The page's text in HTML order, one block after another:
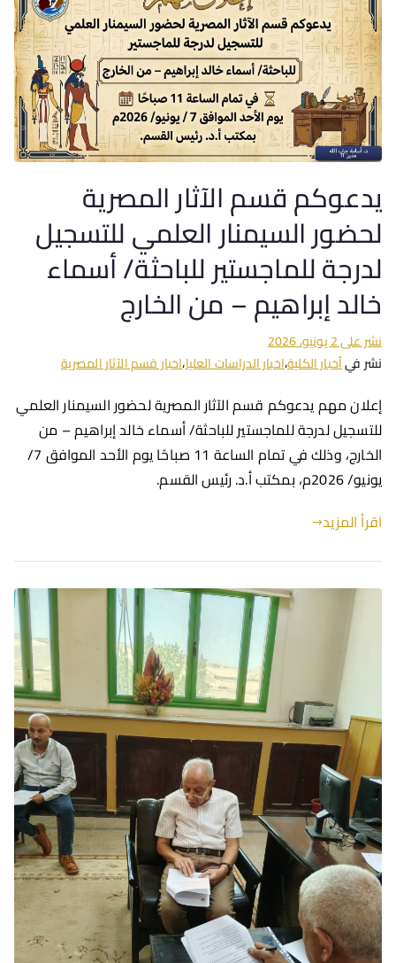
يدعوكم قسم الآثار المصرية
لحضور السيمنار العلمي للتسجيل
لدرجة للماجستير للباحثة/ أسماء
خالد إبراهيم – من الخارج
نشر على2 يونيو، 2026
نشر فيأخبار الكلية،اخبار الدراسات العليا،اخبار قسم الآثار المصرية
إعلان مهم يدعوكم قسم الآثار المصرية لحضور السيمنار العلمي
للتسجيل لدرجة للماجستير للباحثة/ أسماء خالد إبراهيم – من
الخارج، وذلك في تمام الساعة 11 صباحًا يوم الأحد الموافق 7/
يونيو/ 2026م، بمكتب أ.د. رئيس القسم.
اقرأ المزيد